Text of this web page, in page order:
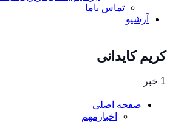
تماس باما
آرشیو
کریم کایدانی
صفحه اصلی
اخبارمهم